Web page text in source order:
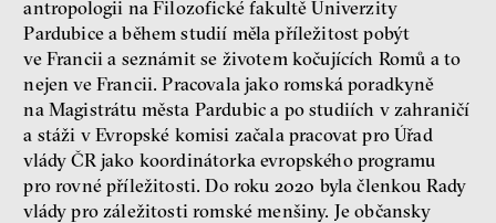
Fotogalerie IF 2025
antropologii na Filozofické fakultě Univerzity
Pardubice a během studií měla příležitost pobýt
ve Francii a seznámit se životem kočujících Romů a to
nejen ve Francii. Pracovala jako romská poradkyně
na Magistrátu města Pardubic a po studiích v zahraničí
a stáži v Evropské komisi začala pracovat pro Úřad
vlády ČR jako koordinátorka evropského programu
pro rovné příležitosti. Do roku 2020 byla členkou Rady
vlády pro záležitosti romské menšiny. Je občansky